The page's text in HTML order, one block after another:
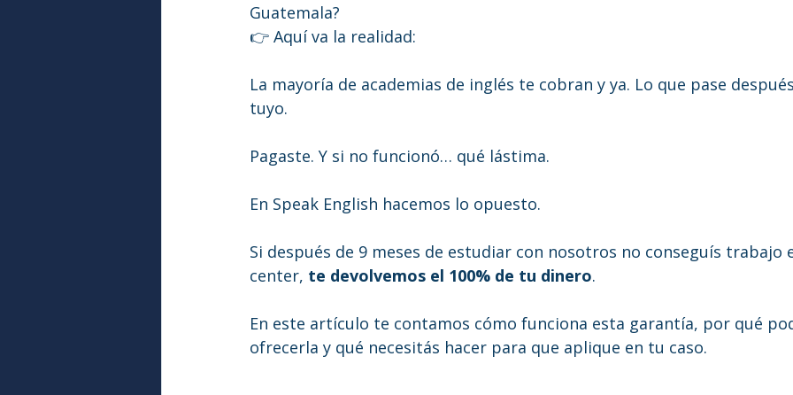
Guatemala?
👉 Aquí va la realidad:
La mayoría de academias de inglés te cobran y ya. Lo que pase
tuyo.
Pagaste. Y si no funcionó… qué lástima.
En Speak English hacemos lo opuesto.
Si después de 9 meses de estudiar con nosotros no conseguís trabajo
center, te devolvemos el 100% de tu dinero.
En este artículo te contamos cómo funciona esta garantía, por qué
ofrecerla y qué necesitás hacer para que aplique en tu caso.